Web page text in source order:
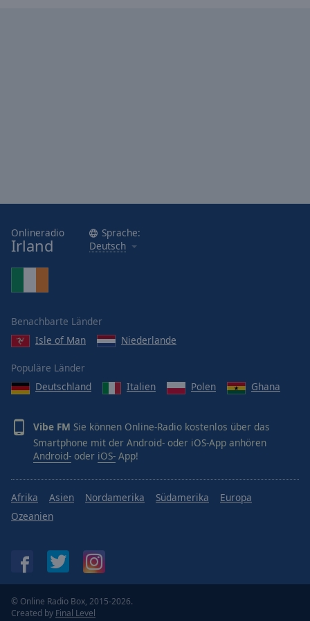
Font
Family
Done
Close
Dialog
End
window.
Onlineradio
Irland
Sprache:
Deutsch
Benachbarte Länder
Isle of Man
Niederlande
Populäre Länder
Deutschland
Italien Polen Ghana
Vibe FM Sie können Online-Radio kostenlos über das
Smartphone mit der Android- oder iOS-App anhören
Android- oder iOS- App!
Afrika Asien Nordamerika Südamerika
Europa
Ozeanien
© Online Radio Box, 2015-2026.
Created by Final Level